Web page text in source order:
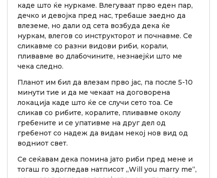
каде што ќе нуркаме. Влегуваат прво еден пар,
дечко и девојка пред нас, требаше заедно да
влеземе, но дали од сета возбуда дека ќе
нуркам, влегов со инструкторот и почнавме. Се
сликавме со разни видови риби, корали,
пливавме во длабочините, незнаејќи што ме
чека следно.
Планот им бил да влезам прво јас, па после 5-10
минути тие и да ме чекаат на договорена
локација каде што ќе се случи сето тоа. Се
сликав со рибите, коралите, пливавме околу
гребените и се упативме на друг дел од
гребенот со надеж да видам некој нов вид од
водниот свет.
Се сеќавам дека помина јато риби пред мене и
тогаш го здогледав натписот „Will you marry me“,